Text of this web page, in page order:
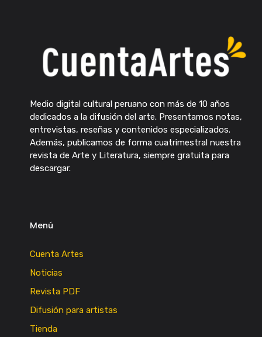
Medio digital cultural peruano con más de 10 años
dedicados a la difusión del arte. Presentamos notas,
entrevistas, reseñas y contenidos especializados.
Además, publicamos de forma cuatrimestral nuestra
revista de Arte y Literatura, siempre gratuita para
descargar.
Menú
Cuenta Artes
Noticias
Revista PDF
Difusión para artistas
Tienda